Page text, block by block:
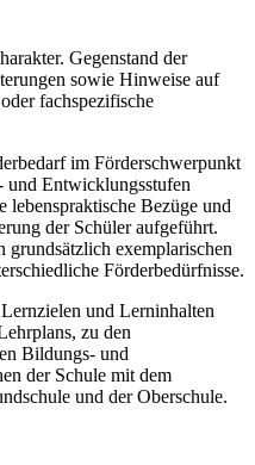
Gegenstand der
sowie Hinweise auf
fachspezifische
im Förderschwerpunkt
und Entwicklungsstufen
lebenspraktische Bezüge und
der Schüler aufgeführt.
exemplarischen
Förderbedürfnisse.
und Lerninhalten
zu den
Bildungs- und
der Schule mit dem
und der Oberschule.